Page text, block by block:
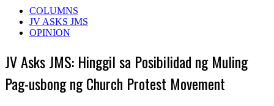
COLUMNS
JV ASKS JMS
OPINION
JV Asks JMS: Hinggil sa Posibilidad ng Muling
Pag-usbong ng Church Protest Movement